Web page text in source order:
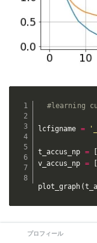
#learning
lcfigname =
t_accus_np =
v_accus_np =
plot_graph (
プロフィール